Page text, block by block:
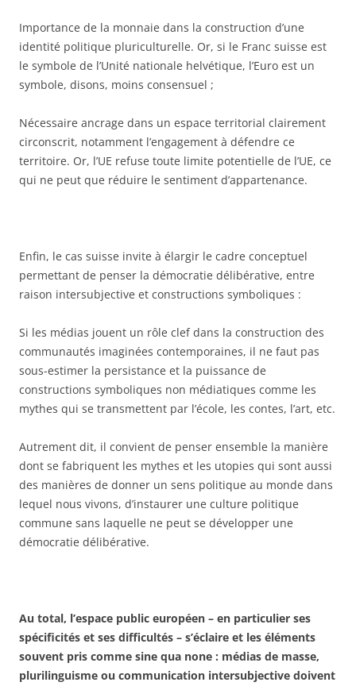
Importance de la monnaie dans la construction d’une
identité politique pluriculturelle. Or, si le Franc suisse est
le symbole de l’Unité nationale helvétique, l’Euro est un
symbole, disons, moins consensuel ;
Nécessaire ancrage dans un espace territorial clairement
circonscrit, notamment l’engagement à défendre ce
territoire. Or, l’UE refuse toute limite potentielle de l’UE, ce
qui ne peut que réduire le sentiment d’appartenance.
Enfin, le cas suisse invite à élargir le cadre conceptuel
permettant de penser la démocratie délibérative, entre
raison intersubjective et constructions symboliques :
Si les médias jouent un rôle clef dans la construction des
communautés imaginées contemporaines, il ne faut pas
sous-estimer la persistance et la puissance de
constructions symboliques non médiatiques comme les
mythes qui se transmettent par l’école, les contes, l’art, etc.
Autrement dit, il convient de penser ensemble la manière
dont se fabriquent les mythes et les utopies qui sont aussi
des manières de donner un sens politique au monde dans
lequel nous vivons, d’instaurer une culture politique
commune sans laquelle ne peut se développer une
démocratie délibérative.
Au total, l’espace public européen – en particulier ses
spécificités et ses difficultés – s’éclaire et les éléments
souvent pris comme sine qua none : médias de masse,
plurilinguisme ou communication intersubjective doivent